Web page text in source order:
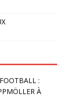
FOOTBALL :
À